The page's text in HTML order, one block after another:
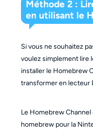
Méthode 2 :
en utilisant le
Si vous ne souhaitez
voulez simplement lire
installer le Homebrew
transformer en lecteur
Le Homebrew
homebrew pour la